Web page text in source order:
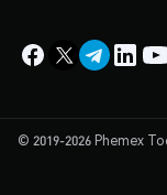
© 2019-2026 Phemex